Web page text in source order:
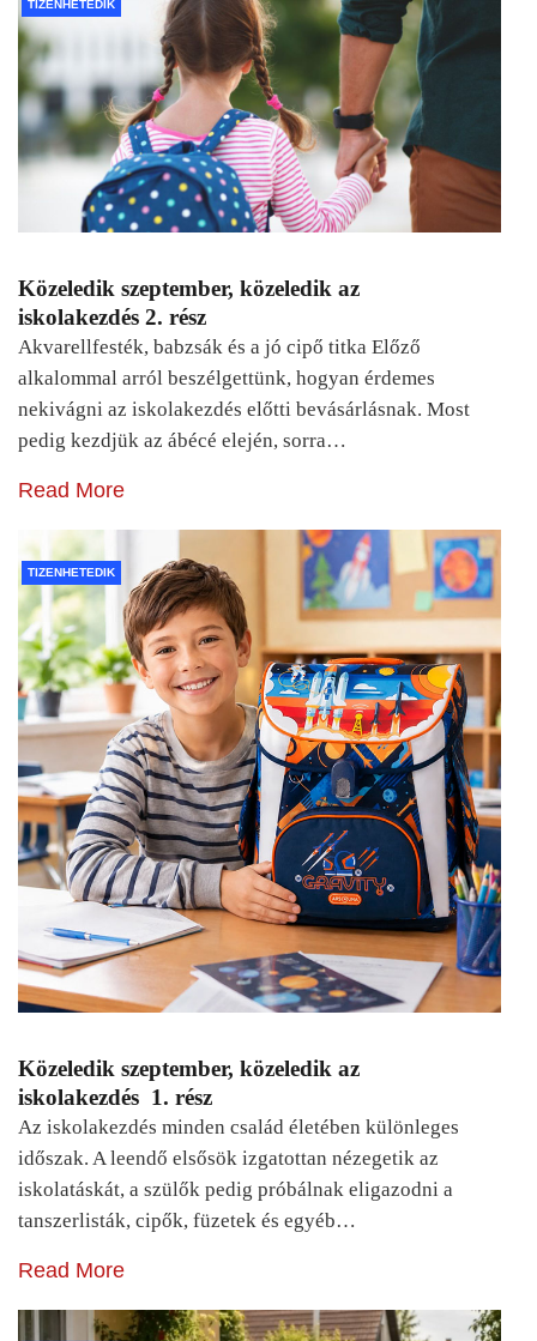
TIZENHETEDIK
Közeledik szeptember, közeledik az
iskolakezdés 2. rész
Akvarellfesték, babzsák és a jó cipő titka Előző
alkalommal arról beszélgettünk, hogyan érdemes
nekivágni az iskolakezdés előtti bevásárlásnak. Most
pedig kezdjük az ábécé elején, sorra…
Read More
TIZENHETEDIK
Közeledik szeptember, közeledik az
iskolakezdés 1. rész
Az iskolakezdés minden család életében különleges
időszak. A leendő elsősök izgatottan nézegetik az
iskolatáskát, a szülők pedig próbálnak eligazodni a
tanszerlisták, cipők, füzetek és egyéb…
Read More